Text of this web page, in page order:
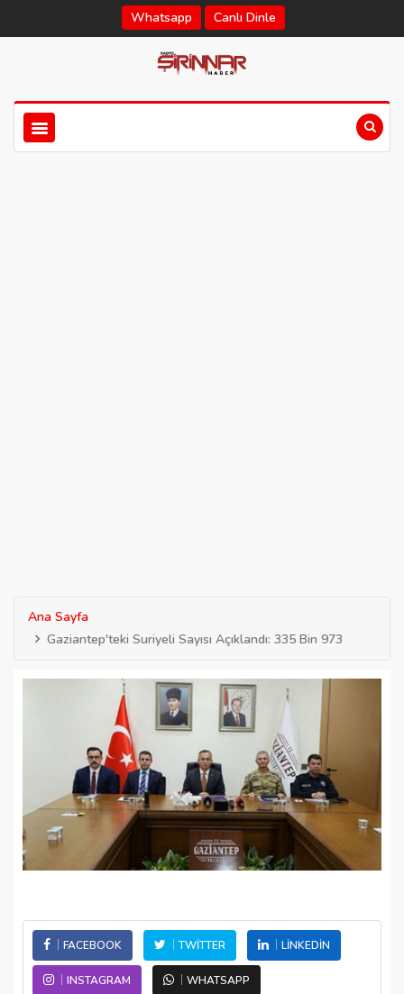
Whatsapp Canlı Dinle
Ana Sayfa
Gaziantep'teki Suriyeli Sayısı Açıklandı: 335 Bin 973
FACEBOOK TWITTER LINKEDIN
INSTAGRAM WHATSAPP